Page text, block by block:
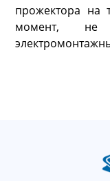
прожектора на
момент, не